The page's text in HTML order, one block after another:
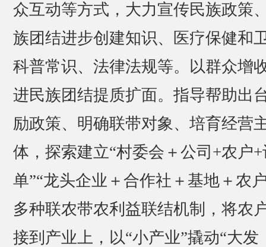
众互动等方式，大力宣传民族政策
族团结进步创建知识、医疗保健和
科普常识、法律法规等。以群众增
进民族团结提质扩面。指导帮助出
励政策、明确联带对象、培育经营
体，探索建立“村委会＋公司+农户+
单”“龙头企业＋合作社＋基地＋农
多种联农带农利益联结机制，将农
接到产业上，以“小产业”撬动“大发